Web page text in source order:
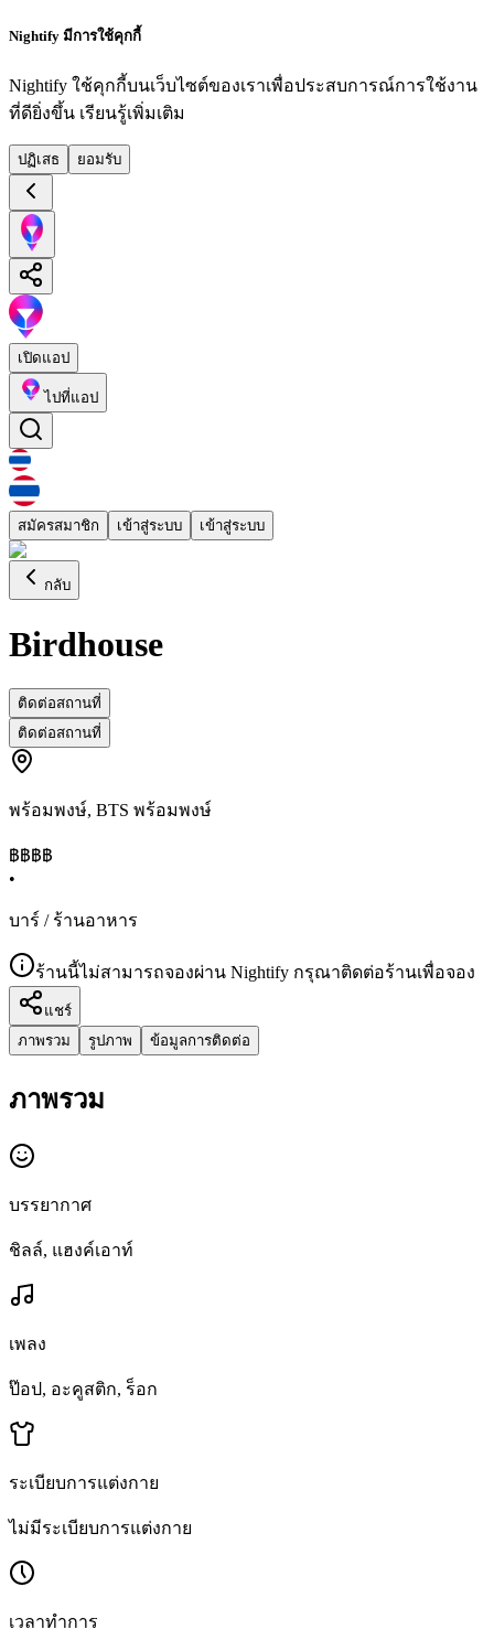
Nightify มีการใช้คุกกี้
Nightify ใช้คุกกี้บนเว็บไซต์ของเราเพื่อประสบการณ์การใช้งาน
ที่ดียิ่งขึ้น เรียนรู้เพิ่มเติม
ปฏิเสธ ยอมรับ
เปิดแอป
ไปที่แอป
สมัครสมาชิก เข้าสู่ระบบ เข้าสู่ระบบ
กลับ
Birdhouse
ติดต่อสถานที่
ติดต่อสถานที่
พร้อมพงษ์, BTS พร้อมพงษ์
฿฿฿฿
•
บาร์ / ร้านอาหาร
ร้านนี้ไม่สามารถจองผ่าน Nightify กรุณาติดต่อร้านเพื่อจอง
แชร์
ภาพรวม
รูปภาพ ข้อมูลการติดต่อ
ภาพรวม
บรรยากาศ
ชิลล์, แฮงค์เอาท์
เพลง
ป๊อป, อะคูสติก, ร็อก
ระเบียบการแต่งกาย
ไม่มีระเบียบการแต่งกาย
เวลาทำการ